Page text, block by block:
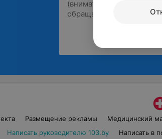
Размещение рекламы Медицинский
Написать руководителю 103.by
Написать в